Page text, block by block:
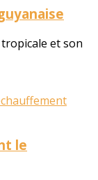
et son
le